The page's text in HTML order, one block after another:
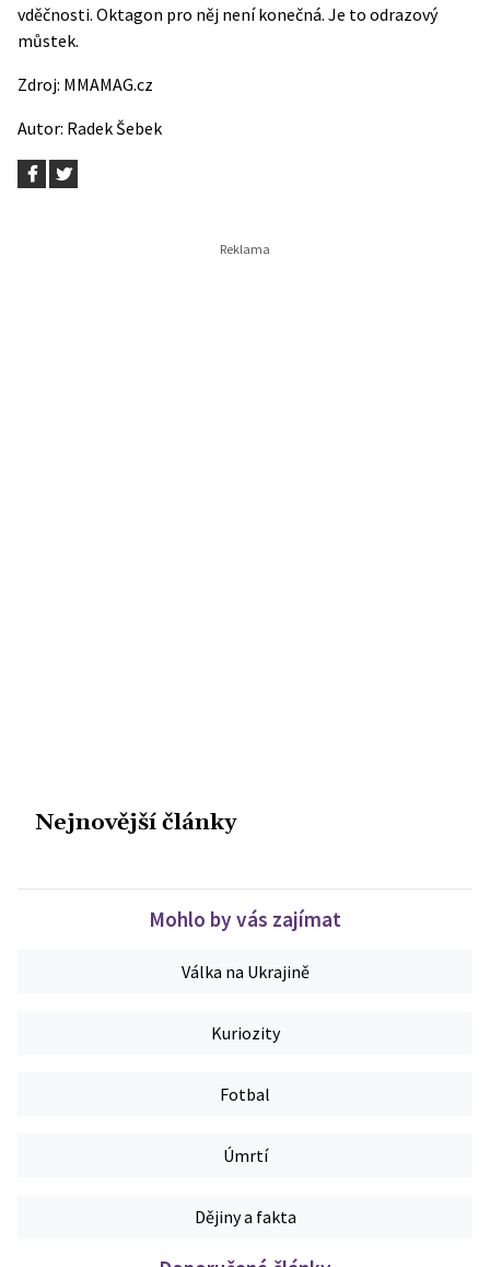
vděčnosti. Oktagon pro něj není konečná. Je to odrazový
můstek.
Zdroj: MMAMAG.cz
Autor: Radek Šebek
Nejnovější články
Mohlo by vás zajímat
Válka na Ukrajině
Kuriozity
Fotbal
Úmrtí
Dějiny a fakta